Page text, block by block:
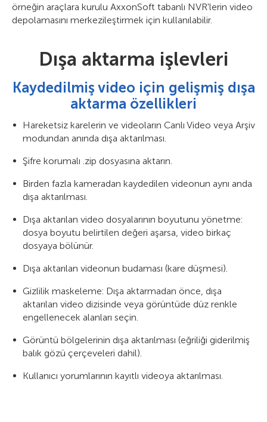
örneğin araçlara kurulu AxxonSoft tabanlı NVR'lerin video
depolamasını merkezileştirmek için kullanılabilir.
Dışa aktarma işlevleri
Kaydedilmiş video için gelişmiş dışa
aktarma özellikleri
Hareketsiz karelerin ve videoların Canlı Video veya Arşiv
modundan anında dışa aktarılması.
Şifre korumalı .zip dosyasına aktarın.
Birden fazla kameradan kaydedilen videonun aynı anda
dışa aktarılması.
Dışa aktarılan video dosyalarının boyutunu yönetme:
dosya boyutu belirtilen değeri aşarsa, video birkaç
dosyaya bölünür.
Dışa aktarılan videonun budaması (kare düşmesi).
Gizlilik maskeleme: Dışa aktarmadan önce, dışa
aktarılan video dizisinde veya görüntüde düz renkle
engellenecek alanları seçin.
Görüntü bölgelerinin dışa aktarılması (eğriliği giderilmiş
balık gözü çerçeveleri dahil).
Kullanıcı yorumlarının kayıtlı videoya aktarılması.